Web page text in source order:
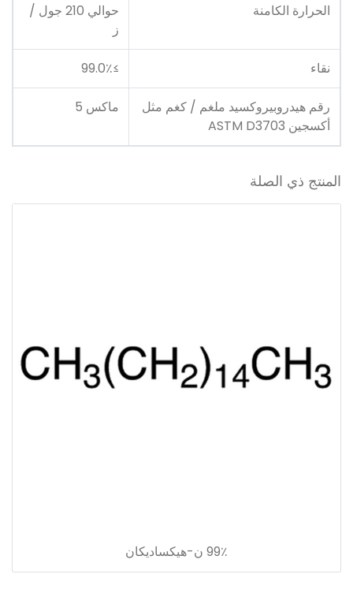
الحرارة الكامنة
حوالي 210 جول /
ز
نقاء ≥99.0٪
رقم هيدروبيروكسيد ملغم / كغم مثل
أكسجين ASTM D3703
ماكس 5
المنتج ذي الصلة
99٪ ن-هيكساديكان